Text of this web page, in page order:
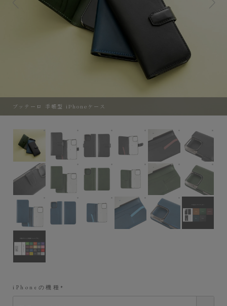
ブッテーロ 手帳型 iPhoneケース
ブッテーロ 手帳型 iPhoneケース
iPhone15 Pro Max、Color（ブッテーロ）：
iPhone15 Pro Max、Color（ブッテ
iPhone15 Pro Max、
iPhone15
iPhone15 Pro Max、Color（ブッテーロ）：Black、内装
iPhone15 Pro Max、Color（ブッテーロ）：
iPhone15 Pro Max、Color（ブッテ
iPhone15 Pro Max、
iPhone15
iPhone15 Pro Max、Color（ブッテーロ）：Blue、内装ポ
iPhone15 Pro Max、Color（ブッテーロ）：
iPhone15 Pro Max、Color（ブッテ
iPhone15 Pro Max、
iPhone15 Pro
iPhoneの機種